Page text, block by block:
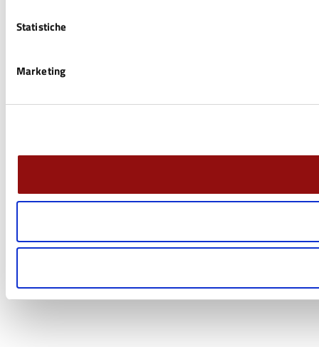
Statistiche
Marketing